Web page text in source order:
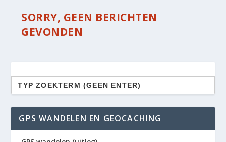
SORRY, GEEN BERICHTEN
GEVONDEN
Zoek
naar:
GPS WANDELEN EN GEOCACHING